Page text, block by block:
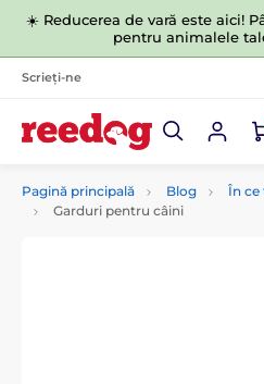
☀️ Reducerea de vară este aici!
pentru animalele
Scrieți-ne
Pagină principală Blog
În ce
Garduri pentru câini